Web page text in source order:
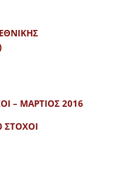
– ΜΑΡΤΙΟΣ 2016
ΣΤΟΧΟΙ